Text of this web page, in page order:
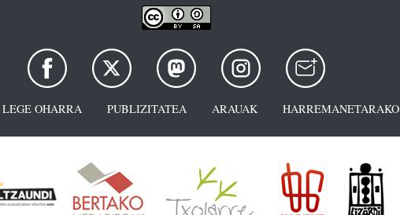
LEGE OHARRA PUBLIZITATEA ARAUAK HARREMANETARAKO